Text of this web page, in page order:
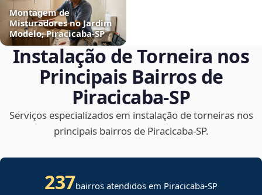
Montagem de
Misturadores no Jardim
Modelo, Piracicaba‑SP
Instalação de Torneira nos
Principais Bairros de
Piracicaba‑SP
Serviços especializados em instalação de torneiras nos
principais bairros de Piracicaba‑SP.
237bairros atendidos em Piracicaba-SP